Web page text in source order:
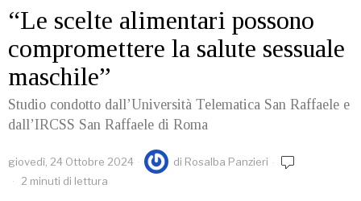
“Le scelte alimentari possono
compromettere la salute sessuale
maschile”
Studio condotto dall’Università Telematica San Raffaele e
dall’IRCSS San Raffaele di Roma
giovedì, 24 Ottobre 2024 di Rosalba Panzieri
2 minuti di lettura